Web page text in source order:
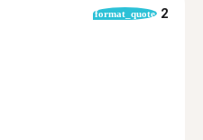
format_quote 2